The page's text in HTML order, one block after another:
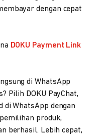
dengan cepat
DOKU Payment Link
di WhatsApp
Pilih DOKU PayChat,
WhatsApp dengan
produk,
berhasil. Lebih cepat,